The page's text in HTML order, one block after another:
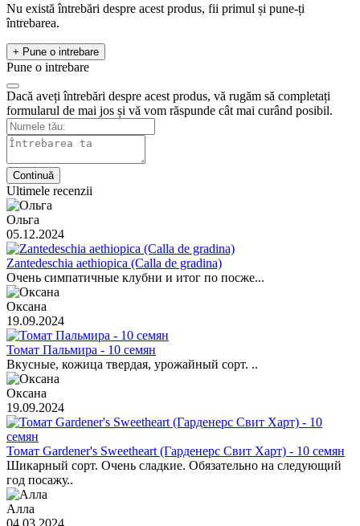
Nu există întrebări despre acest produs, fii primul și pune-ți
întrebarea.
+ Pune o intrebare
Pune o intrebare
Dacă aveți întrebări despre acest produs, vă rugăm să completați
formularul de mai jos și vă vom răspunde cât mai curând posibil.
Continuă
Ultimele recenzii
Ольга
05.12.2024
Zantedeschia aethiopica (Calla de gradina)
Очень симпатичные клубни и итог по посже...
Оксана
19.09.2024
Томат Пальмира - 10 семян
Вкусные, кожица твердая, урожайный сорт. ..
Оксана
19.09.2024
Томат Gardener's Sweetheart (Гарденерс Свит Харт) - 10 семян
Шикарный сорт. Очень сладкие. Обязательно на следующий
год посажу..
Алла
04.03.2024